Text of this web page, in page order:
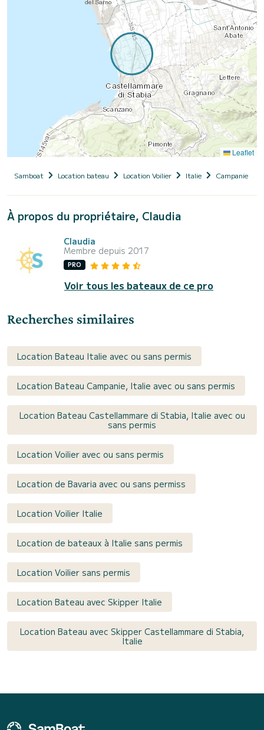
Leaflet
Samboat Location bateau Location Voilier Italie Campanie
À propos du propriétaire, Claudia
Claudia
Membre depuis 2017
PRO
Voir tous les bateaux de ce pro
Recherches similaires
Location Bateau Italie avec ou sans permis
Location Bateau Campanie, Italie avec ou sans permis
Location Bateau Castellammare di Stabia, Italie avec ou
sans permis
Location Voilier avec ou sans permis
Location de Bavaria avec ou sans permiss
Location Voilier Italie
Location de bateaux à Italie sans permis
Location Voilier sans permis
Location Bateau avec Skipper Italie
Location Bateau avec Skipper Castellammare di Stabia,
Italie